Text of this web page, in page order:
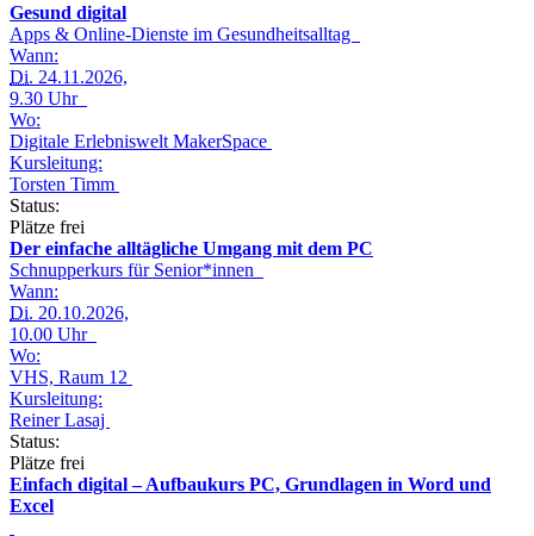
Gesund digital
Apps & Online-Dienste im Gesundheitsalltag
Wann:
Di. 24.11.2026,
9.30 Uhr
Wo:
Digitale Erlebniswelt MakerSpace
Kursleitung:
Torsten Timm
Status:
Plätze frei
Der einfache alltägliche Umgang mit dem PC
Schnupperkurs für Senior*innen
Wann:
Di. 20.10.2026,
10.00 Uhr
Wo:
VHS, Raum 12
Kursleitung:
Reiner Lasaj
Status:
Plätze frei
Einfach digital – Aufbaukurs PC, Grundlagen in Word und
Excel